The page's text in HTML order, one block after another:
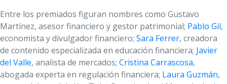
Entre los premiados figuran nombres como Gustavo
Martínez, asesor financiero y gestor patrimonial; Pablo Gil,
economista y divulgador financiero; Sara Ferrer, creadora
de contenido especializada en educación financiera; Javier
del Valle, analista de mercados; Cristina Carrascosa,
abogada experta en regulación financiera; Laura Guzmán,